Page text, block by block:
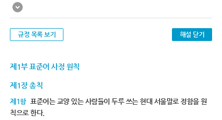
규정 목록 보기 해설 닫기
제1부 표준어 사정 원칙
제1장 총칙
제1항 표준어는 교양 있는 사람들이 두루 쓰는 현대 서울말로 정함을 원
칙으로 한다.